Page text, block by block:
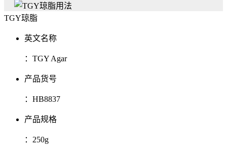
TGY琼脂
英文名称
： TGY Agar
产品货号
： HB8837
产品规格
： 250g